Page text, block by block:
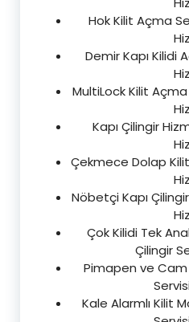
Hok Kilit Açma
Demir Kapı Kilidi
MultiLock Kilit
Kapı Çilingir
Çekmece Dolap
Nöbetçi Kapı
Çok Kilidi Tek
Çilingir
Pimapen ve Cam
Kale Alarmlı Kilit